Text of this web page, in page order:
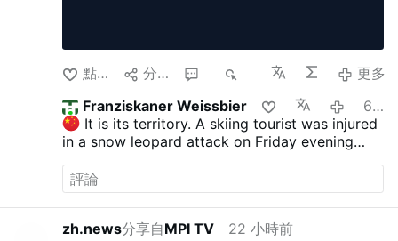
點讚 分享
更多
Franziskaner Weissbier
6 個月前
It is its territory. A skiing tourist was injured
in a snow leopard attack on Friday evening
#China
reported to be in stable condition. Maybe she
tried to pet him... Follow us -> LiveLeak
(Telegram – a new era of messaging
zh.news分享自MPI TV
22 小時前